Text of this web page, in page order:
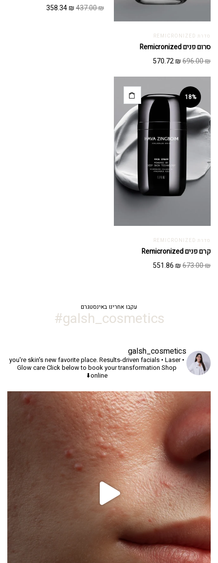
סדרת REMICRONIZED
סרום פנים Remicronized
696.00₪
המחיר
696.00 ₪.
570.72₪
המחיר
570.72 ₪.
437.00₪
המחיר358.34₪
המחיר
18%
סדרת REMICRONIZED
קרם פנים Remicronized
673.00₪
המחיר551.86 ₪
המחיר
עקבו אחרינו באינסטגרם
galsh_cosmetics#
galsh_cosmetics
you're skin's new favorite place.Results-driven facials • Laser •
Glow careClick below to book your transformation Shop
online⬇️